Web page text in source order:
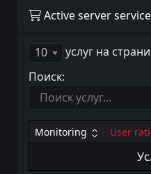
Active server
10
услуг на
Поиск:
Monitoring User